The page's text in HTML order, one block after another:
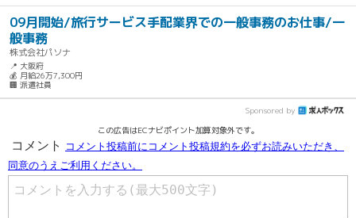
09月開始/旅行サービス手配業界での一般事務のお仕事/一
般事務
株式会社パソナ
📍 大阪府
💰 月給26万7,300円
🏢 派遣社員
Sponsored by
この広告はECナビポイント加算対象外です。